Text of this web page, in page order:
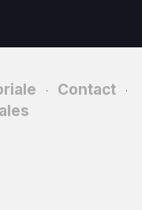
· Contact ·